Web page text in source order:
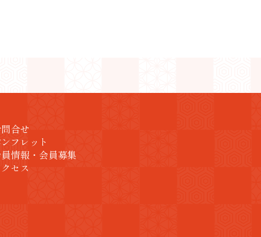
合せ
フレット
情報・会員募集
セス